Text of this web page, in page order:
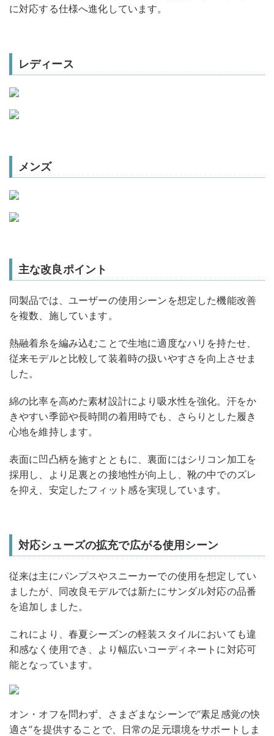
に対応する仕様へ進化しています。
レディース
メンズ
主な改良ポイント
同製品では、ユーザーの使用シーンを想定した機能改善
を複数、施しています。
熱融着糸を編み込むことで生地に適度なハリを持たせ、
従来モデルと比較して装着時の扱いやすさを向上させま
した。
綿の比率を高めた素材設計により吸水性を強化。汗をか
きやすい季節や長時間の着用時でも、さらりとした履き
心地を維持します。
表面に凹凸柄を施すとともに、裏面にはシリコン加工を
採用し、より足裏との接地性が向上し、靴の中でのズレ
を抑え、安定したフィット感を実現しています。
対応シューズの拡充で広がる使用シーン
従来は主にパンプスやスニーカーでの使用を想定してい
ましたが、同改良モデルでは新たにサンダル対応の品番
を追加しました。
これにより、春夏シーズンの軽装スタイルにおいても違
和感なく使用でき、より幅広いコーディネートに対応可
能となっています。
オン・オフを問わず、さまざまなシーンで“素足感覚の快
適さ”を提供することで、日常の足元環境をサポートしま